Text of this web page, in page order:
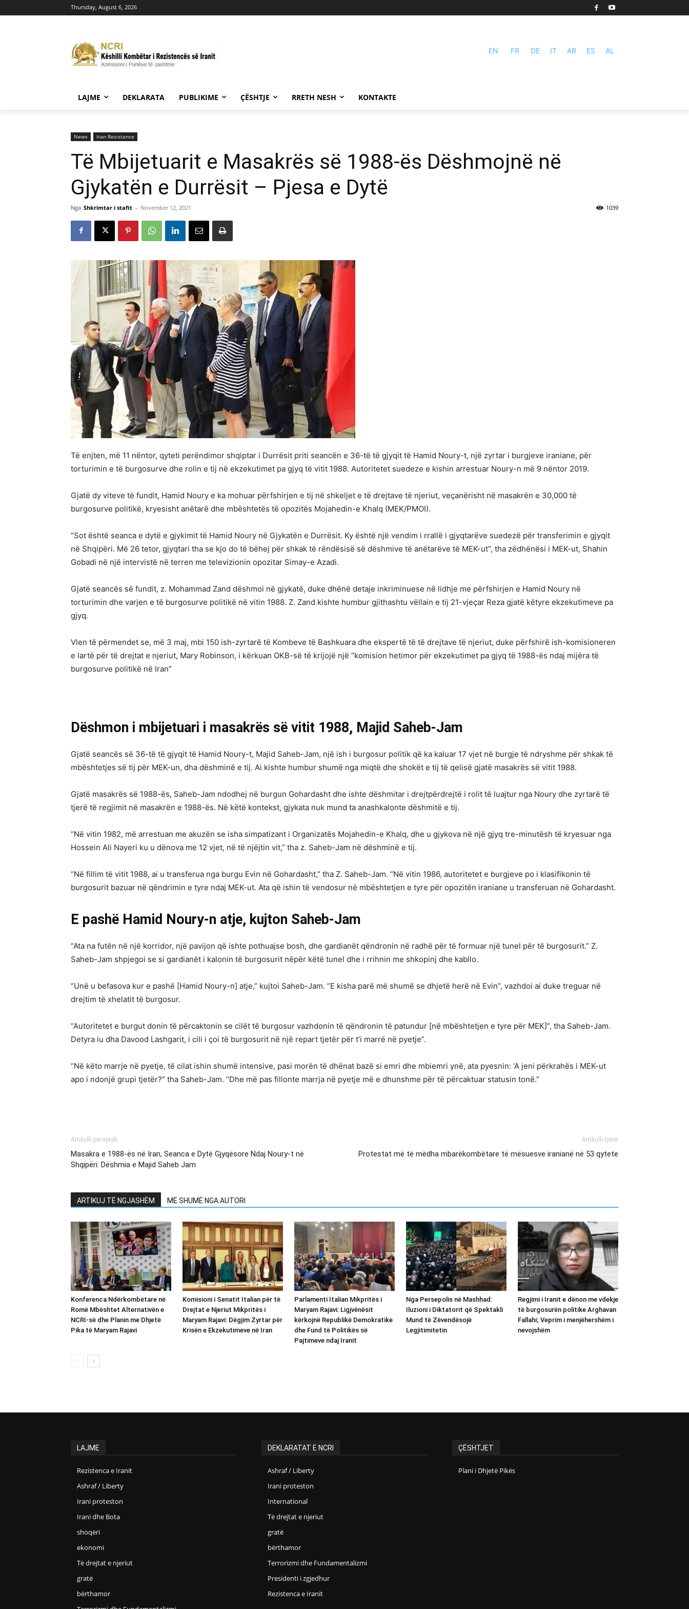
Thursday, August 6, 2026
EN FR DE IT AR ES AL
LAJME DEKLARATA PUBLIKIME ÇËSHTJE RRETH NESH KONTAKTE
News Iran Resistance
Të Mbijetuarit e Masakrës së 1988-ës Dëshmojnë në
Gjykatën e Durrësit – Pjesa e Dytë
Nga Shkrimtar i stafit - November 12, 2021 1039
Të enjten, më 11 nëntor, qyteti perëndimor shqiptar i Durrësit priti seancën e 36-të të gjyqit të Hamid Noury-t, një zyrtar i burgjeve iraniane, për
torturimin e të burgosurve dhe rolin e tij në ekzekutimet pa gjyq të vitit 1988. Autoritetet suedeze e kishin arrestuar Noury-n më 9 nëntor 2019.
Gjatë dy viteve të fundit, Hamid Noury e ka mohuar përfshirjen e tij në shkeljet e të drejtave të njeriut, veçanërisht në masakrën e 30,000 të
burgosurve politikë, kryesisht anëtarë dhe mbështetës të opozitës Mojahedin-e Khalq (MEK/PMOI).
“Sot është seanca e dytë e gjykimit të Hamid Noury në Gjykatën e Durrësit. Ky është një vendim i rrallë i gjyqtarëve suedezë për transferimin e gjyqit
në Shqipëri. Më 26 tetor, gjyqtari tha se kjo do të bëhej për shkak të rëndësisë së dëshmive të anëtarëve të MEK-ut”, tha zëdhënësi i MEK-ut, Shahin
Gobadi në një intervistë në terren me televizionin opozitar Simay-e Azadi.
Gjatë seancës së fundit, z. Mohammad Zand dëshmoi në gjykatë, duke dhënë detaje inkriminuese në lidhje me përfshirjen e Hamid Noury në
torturimin dhe varjen e të burgosurve politikë në vitin 1988. Z. Zand kishte humbur gjithashtu vëllain e tij 21-vjeçar Reza gjatë këtyre ekzekutimeve pa
gjyq.
Vlen të përmendet se, më 3 maj, mbi 150 ish-zyrtarë të Kombeve të Bashkuara dhe ekspertë të të drejtave të njeriut, duke përfshirë ish-komisioneren
e lartë për të drejtat e njeriut, Mary Robinson, i kërkuan OKB-së të krijojë një “komision hetimor për ekzekutimet pa gjyq të 1988-ës ndaj mijëra të
burgosurve politikë në Iran”
Dëshmon i mbijetuari i masakrës së vitit 1988, Majid Saheb-Jam
Gjatë seancës së 36-të të gjyqit të Hamid Noury-t, Majid Saheb-Jam, një ish i burgosur politik që ka kaluar 17 vjet në burgje të ndryshme për shkak të
mbështetjes së tij për MEK-un, dha dëshminë e tij. Ai kishte humbur shumë nga miqtë dhe shokët e tij të qelisë gjatë masakrës së vitit 1988.
Gjatë masakrës së 1988-ës, Saheb-Jam ndodhej në burgun Gohardasht dhe ishte dëshmitar i drejtpërdrejtë i rolit të luajtur nga Noury dhe zyrtarë të
tjerë të regjimit në masakrën e 1988-ës. Në këtë kontekst, gjykata nuk mund ta anashkalonte dëshmitë e tij.
“Në vitin 1982, më arrestuan me akuzën se isha simpatizant i Organizatës Mojahedin-e Khalq, dhe u gjykova në një gjyq tre-minutësh të kryesuar nga
Hossein Ali Nayeri ku u dënova me 12 vjet, në të njëjtin vit,” tha z. Saheb-Jam në dëshminë e tij.
“Në fillim të vitit 1988, ai u transferua nga burgu Evin në Gohardasht,” tha Z. Saheb-Jam. “Në vitin 1986, autoritetet e burgjeve po i klasifikonin të
burgosurit bazuar në qëndrimin e tyre ndaj MEK-ut. Ata që ishin të vendosur në mbështetjen e tyre për opozitën iraniane u transferuan në Gohardasht.
E pashë Hamid Noury-n atje, kujton Saheb-Jam
“Ata na futën në një korridor, një pavijon që ishte pothuajse bosh, dhe gardianët qëndronin në radhë për të formuar një tunel për të burgosurit.” Z.
Saheb-Jam shpjegoi se si gardianët i kalonin të burgosurit nëpër këtë tunel dhe i rrihnin me shkopinj dhe kabllo.
“Unë u befasova kur e pashë [Hamid Noury-n] atje,” kujtoi Saheb-Jam. “E kisha parë më shumë se dhjetë herë në Evin”, vazhdoi ai duke treguar në
drejtim të xhelatit të burgosur.
“Autoritetet e burgut donin të përcaktonin se cilët të burgosur vazhdonin të qëndronin të patundur [në mbështetjen e tyre për MEK]”, tha Saheb-Jam.
Detyra iu dha Davood Lashgarit, i cili i çoi të burgosurit në një repart tjetër për t’i marrë në pyetje”.
“Në këto marrje në pyetje, të cilat ishin shumë intensive, pasi morën të dhënat bazë si emri dhe mbiemri ynë, ata pyesnin: ‘A jeni përkrahës i MEK-ut
apo i ndonjë grupi tjetër?” tha Saheb-Jam. “Dhe më pas fillonte marrja në pyetje më e dhunshme për të përcaktuar statusin tonë.”
Artikulli paraprak
Masakra e 1988-ës në Iran, Seanca e Dytë Gjyqësore Ndaj Noury-t në
Shqipëri: Dëshmia e Majid Saheb Jam
Artikulli tjetër
Protestat më të mëdha mbarëkombëtare të mësuesve iranianë në 53 qytete
ARTIKUJ TË NGJASHËM MË SHUMË NGA AUTORI
Konferenca Ndërkombëtare në
Romë Mbështet Alternativën e
NCRI-së dhe Planin me Dhjetë
Pika të Maryam Rajavi
Komisioni i Senatit Italian për të
Drejtat e Njeriut Mikpritës i
Maryam Rajavi: Dëgjim Zyrtar për
Krisën e Ekzekutimeve në Iran
Parlamenti Italian Mikpritës i
Maryam Rajavi: Ligjvënësit
kërkojnë Republikë Demokratike
dhe Fund të Politikës së
Pajtimeve ndaj Iranit
Nga Persepolis në Mashhad:
Iluzioni i Diktatorit që Spektakli
Mund të Zëvendësojë
Legjitimitetin
Regjimi i Iranit e dënon me vdekje
të burgosurën politike Arghavan
Fallahi; Veprim i menjëhershëm i
nevojshëm
LAJME
Rezistenca e Iranit
Ashraf / Liberty
Irani proteston
Irani dhe Bota
shoqëri
ekonomi
Të drejtat e njeriut
gratë
bërthamor
DEKLARATAT E NCRI
Ashraf / Liberty
Irani proteston
International
Të drejtat e njeriut
gratë
bërthamor
Terrorizmi dhe Fundamentalizmi
Presidenti i zgjedhur
Rezistenca e Iranit
ÇËSHTJET
Plani i Dhjetë Pikës